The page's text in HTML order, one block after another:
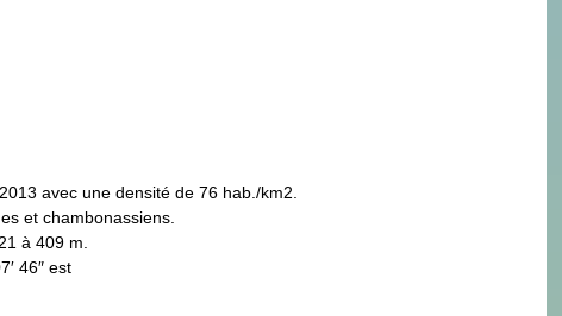
avec une densité de 76 hab./km2.
et chambonassiens.
à 409 m.
46″ est